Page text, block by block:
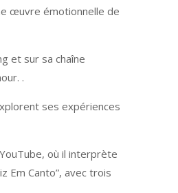
œuvre émotionnelle de
et sur sa chaîne
.
ses expériences
où il interprète
Em Canto”, avec trois